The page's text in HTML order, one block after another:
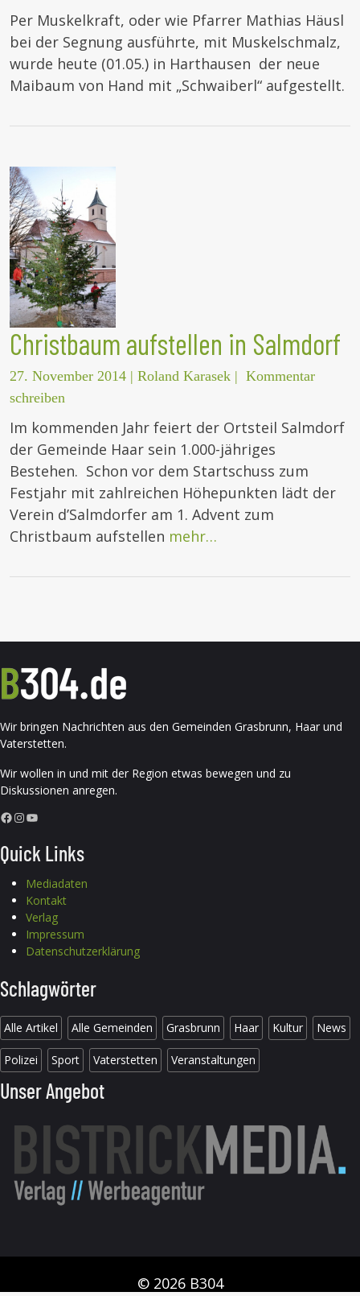
Per Muskelkraft, oder wie Pfarrer Mathias Häusl
bei der Segnung ausführte, mit Muskelschmalz,
wurde heute (01.05.) in Harthausen der neue
Maibaum von Hand mit „Schwaiberl“ aufgestellt.
Christbaum aufstellen in Salmdorf
27. November 2014 | Roland Karasek | Kommentar
schreiben
Im kommenden Jahr feiert der Ortsteil Salmdorf
der Gemeinde Haar sein 1.000-jähriges
Bestehen. Schon vor dem Startschuss zum
Festjahr mit zahlreichen Höhepunkten lädt der
Verein d’Salmdorfer am 1. Advent zum
Christbaum aufstellen mehr…
Wir bringen Nachrichten aus den Gemeinden Grasbrunn, Haar und
Vaterstetten.
Wir wollen in und mit der Region etwas bewegen und zu
Diskussionen anregen.
Facebook InstagramYouTube
Quick Links
Mediadaten
Kontakt
Verlag
Impressum
Datenschutzerklärung
Schlagwörter
Alle Artikel Alle Gemeinden Grasbrunn Haar Kultur News
Polizei Sport Vaterstetten Veranstaltungen
Unser Angebot
© 2026 B304